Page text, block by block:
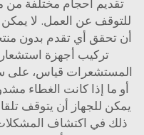
أي تقدم بدون منتجاتنا.
تركيب أجهزة استشعار على
قياس، على سبيل
إذا كانت الغطاء مشدودًا
للجهاز أن يتوقف تلقائيًا
في اكتشاف المشكلات